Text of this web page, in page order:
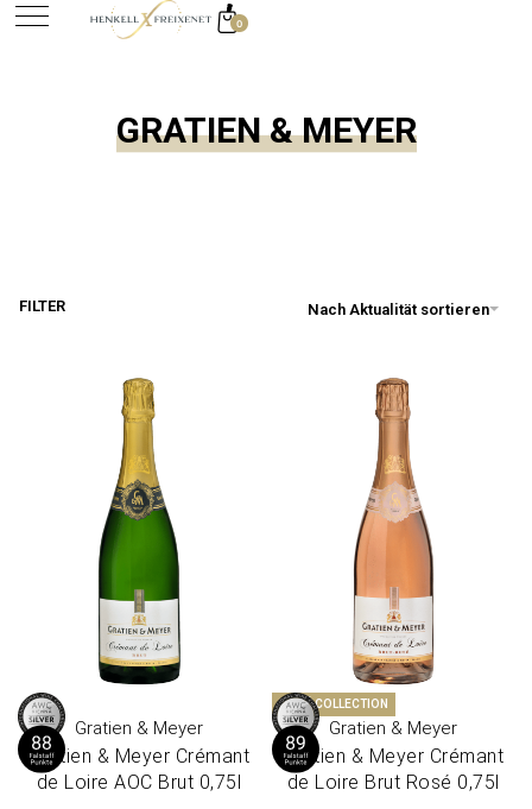
springen
0
GRATIEN & MEYER
Nach Aktualität sortieren
FILTER
Gratien & Meyer
Gra­tien & Mey­er Crémant
de Loire AOC Brut 0,75l
ROSÉ COLLECTION
Gratien & Meyer
Gra­tien & Mey­er Crémant
de Loire Brut Rosé 0,75l